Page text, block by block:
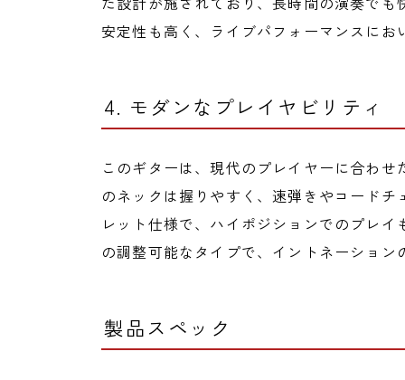
安定性も高く、ライブパフォーマンスにお
4. モダンなプレイヤビリティ
このギターは、現代のプレイヤーに合わ
のネックは握りやすく、速弾きやコード
レット仕様で、ハイポジションでのプレ
の調整可能なタイプで、イントネーション
製品スペック